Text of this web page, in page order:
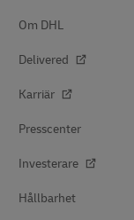
Om DHL
Delivered
Karriär
Presscenter
Investerare
Hållbarhet